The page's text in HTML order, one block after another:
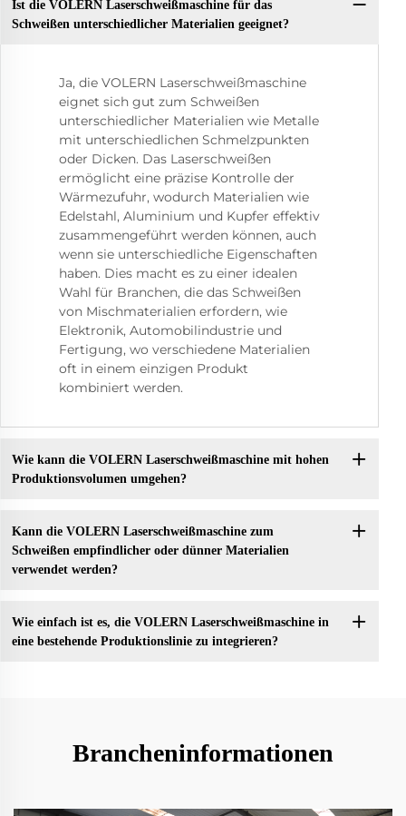
Ist die VOLERN Laserschweißmaschine für das
Schweißen unterschiedlicher Materialien geeignet?
Ja, die VOLERN Laserschweißmaschine
eignet sich gut zum Schweißen
unterschiedlicher Materialien wie Metalle
mit unterschiedlichen Schmelzpunkten
oder Dicken. Das Laserschweißen
ermöglicht eine präzise Kontrolle der
Wärmezufuhr, wodurch Materialien wie
Edelstahl, Aluminium und Kupfer effektiv
zusammengeführt werden können, auch
wenn sie unterschiedliche Eigenschaften
haben. Dies macht es zu einer idealen
Wahl für Branchen, die das Schweißen
von Mischmaterialien erfordern, wie
Elektronik, Automobilindustrie und
Fertigung, wo verschiedene Materialien
oft in einem einzigen Produkt
kombiniert werden.
Wie kann die VOLERN Laserschweißmaschine mit hohen
Produktionsvolumen umgehen?
Kann die VOLERN Laserschweißmaschine zum
Schweißen empfindlicher oder dünner Materialien
verwendet werden?
Wie einfach ist es, die VOLERN Laserschweißmaschine in
eine bestehende Produktionslinie zu integrieren?
Brancheninformationen